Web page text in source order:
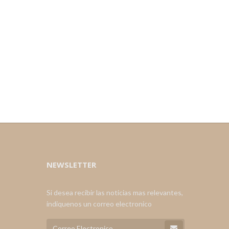
NEWSLETTER
Si desea recibir las noticias mas relevantes,
indiquenos un correo electronico